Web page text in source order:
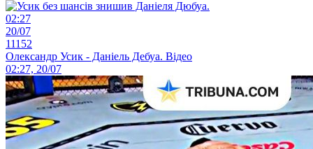
02:27
20/07
11152
Олександр Усик - Даніель Дебуа. Відео
02:27, 20/07